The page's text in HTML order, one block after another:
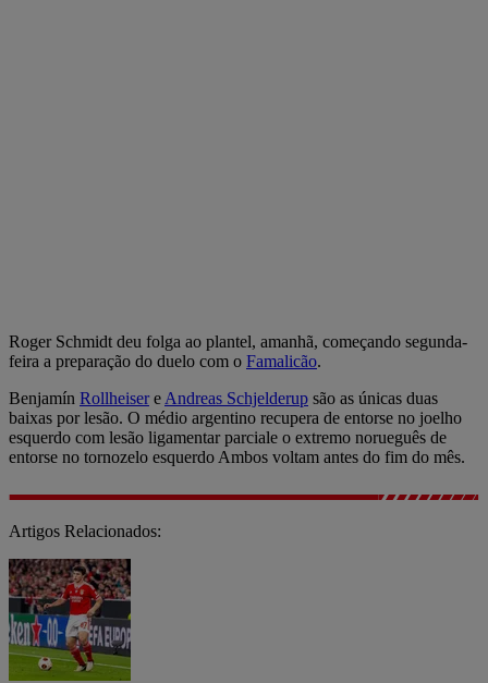
Roger Schmidt deu folga ao plantel, amanhã, começando segunda-
feira a preparação do duelo com o Famalicão.
Benjamín Rollheisere Andreas Schjelderup são as únicas duas
baixas por lesão. O médio argentino recupera de entorse no joelho
esquerdo com lesão ligamentar parciale o extremo norueguês de
entorse no tornozelo esquerdo Ambos voltam antes do fim do mês.
Artigos Relacionados: